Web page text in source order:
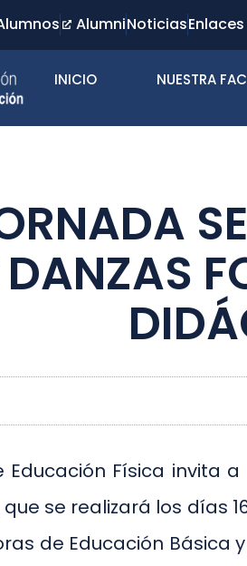
AlumniNoticias
INICIO NUESTRA
DANZAS
Física invita
se realizará los días
de Educación Básica